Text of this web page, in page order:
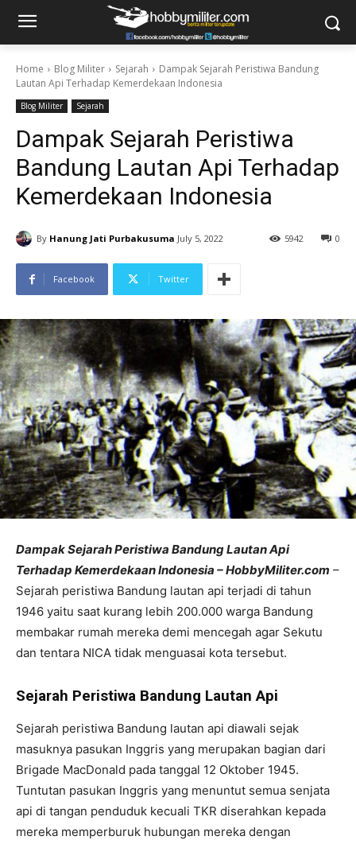
Home Blog Militer Sejarah
Dampak Sejarah Peristiwa Bandung
Lautan Api Terhadap Kemerdekaan Indonesia
Blog Militer Sejarah
Dampak Sejarah Peristiwa
Bandung Lautan Api Terhadap
Kemerdekaan Indonesia
By Hanung Jati Purbakusuma July 5, 2022 0
5942
Facebook Twitter
Dampak Sejarah Peristiwa Bandung Lautan Api
Terhadap Kemerdekaan Indonesia – HobbyMiliter.com –
Sejarah peristiwa Bandung lautan api terjadi di tahun
1946 yaitu saat kurang lebih 200.000 warga Bandung
membakar rumah mereka demi mencegah agar Sekutu
dan tentara NICA tidak menguasai kota tersebut.
Sejarah Peristiwa Bandung Lautan Api
Sejarah peristiwa Bandung lautan api diawali sejak
masuknya pasukan Inggris yang merupakan bagian dari
Brigade MacDonald pada tanggal 12 Oktober 1945.
Tuntutan pasukan Inggris yang menuntut semua senjata
api di tangan penduduk kecuali TKR diserahkan kepada
mereka memperburuk hubungan mereka dengan